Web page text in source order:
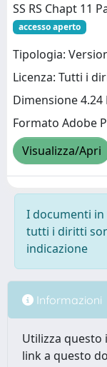
SS RS Chapt 11
accesso aperto
Tipologia:
Licenza: Tutti i
Dimensione 4.24
Formato Adobe
Visualizza/Apri
I documenti
tutti i diritti
indicazione
Informazioni
Utilizza
link a questo